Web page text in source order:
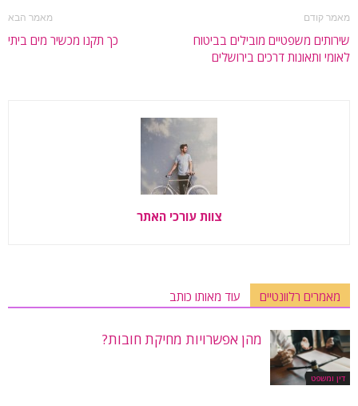
מאמר קודם
שירותים משפטיים מובילים בביטוח
לאומי ותאונות דרכים בירושלים
מאמר הבא
כך תקנו מכשיר מים ביתי
צוות עורכי האתר
מאמרים רלוונטיים עוד מאותו כותב
דין ומשפט
מהן אפשרויות מחיקת חובות?